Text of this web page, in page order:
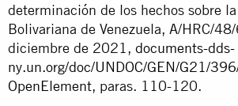
determinación de los hechos sobre
Bolivariana de Venezuela, A/HRC/
diciembre de 2021, documents-dds-
ny.un.org/doc/UNDOC/GEN/G21/
OpenElement, paras. 110-120.